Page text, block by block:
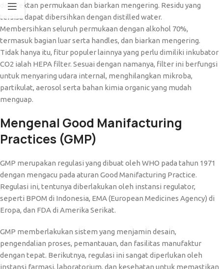
disinfektan permukaan dan biarkan mengering. Residu yang
tersisa dapat dibersihkan dengan distilled water.
Membersihkan seluruh permukaan dengan alkohol 70%,
termasuk bagian luar serta handles, dan biarkan mengering.
Tidak hanya itu, fitur populer lainnya yang perlu dimiliki inkubator
CO2 ialah HEPA filter. Sesuai dengan namanya, filter ini berfungsi
untuk menyaring udara internal, menghilangkan mikroba,
partikulat, aerosol serta bahan kimia organic yang mudah
menguap.
Mengenal Good Manifacturing
Practices (GMP)
GMP merupakan regulasi yang dibuat oleh WHO pada tahun 1971
dengan mengacu pada aturan Good Manifacturing Practice.
Regulasi ini, tentunya diberlakukan oleh instansi regulator,
seperti BPOM di Indonesia, EMA (European Medicines Agency) di
Eropa, dan FDA di Amerika Serikat.
GMP memberlakukan sistem yang menjamin desain,
pengendalian proses, pemantauan, dan fasilitas manufaktur
dengan tepat. Berikutnya, regulasi ini sangat diperlukan oleh
instansi farmasi, laboratorium, dan kesehatan untuk memastikan